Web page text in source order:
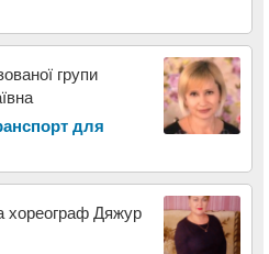
групи
для
хореограф Дяжур